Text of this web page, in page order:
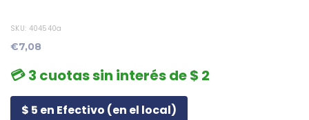
SKU: 404540a
€7,08
💳 3 cuotas sin interés de $ 2
$ 5 en Efectivo (en el local)